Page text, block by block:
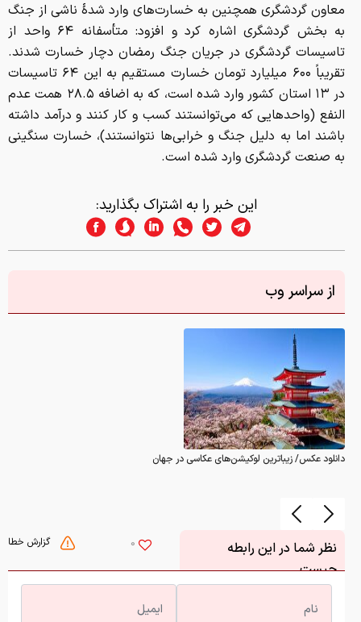
معاون گردشگری همچنین به خسارت‌های وارد شدۀ ناشی از جنگ
به بخش گردشگری اشاره کرد و افزود:‌ متأسفانه ۶۴ واحد از
تاسیسات گردشگری در جریان جنگ رمضان دچار خسارت شدند.
تقریباً ۶۰۰ میلیارد تومان خسارت مستقیم به این ۶۴ تاسیسات
در ۱۳ استان کشور وارد شده است، که به اضافه ۲۸.۵ همت عدم
النفع (واحدهایی که می‌توانستند کسب و کار کنند و درآمد داشته
باشند اما به دلیل جنگ و خرابی‌ها نتوانستند)، خسارت سنگینی
به صنعت گردشگری وارد شده است.
این خبر را به اشتراک بگذارید:
از سراسر وب
دانلود عکس/ زیباترین لوکیشن‌های عکاسی در جهان
گزارش خطا 0
نظر شما در این رابطه
چیست